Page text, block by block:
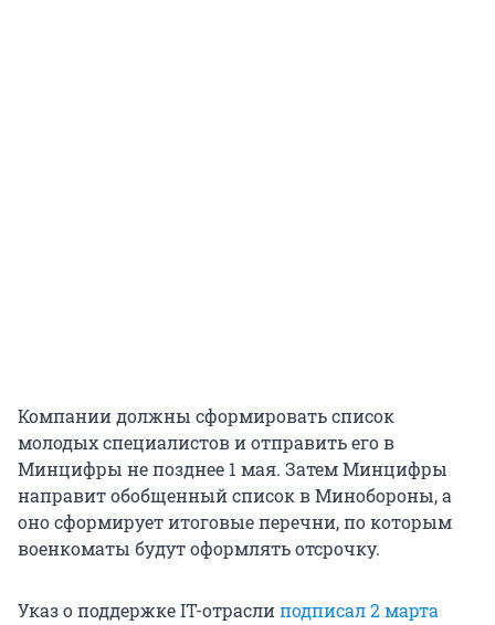
Компании должны сформировать список
молодых специалистов и отправить его в
Минцифры не позднее 1 мая. Затем Минцифры
направит обобщенный список в Минобороны, а
оно сформирует итоговые перечни, по которым
военкоматы будут оформлять отсрочку.
Указ о поддержке IT-отраслиподписал 2 марта